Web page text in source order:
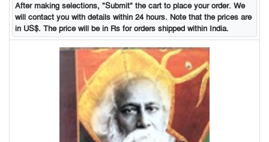
After making selections, "Submit" the cart to place your order. We
will contact you with details within 24 hours. Note that the prices are
in US$. The price will be in Rs for orders shipped within India.